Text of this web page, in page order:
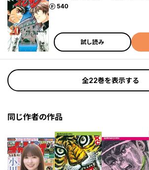
540
ポイント
試し読み
全22巻を表示する
同じ作者の作品